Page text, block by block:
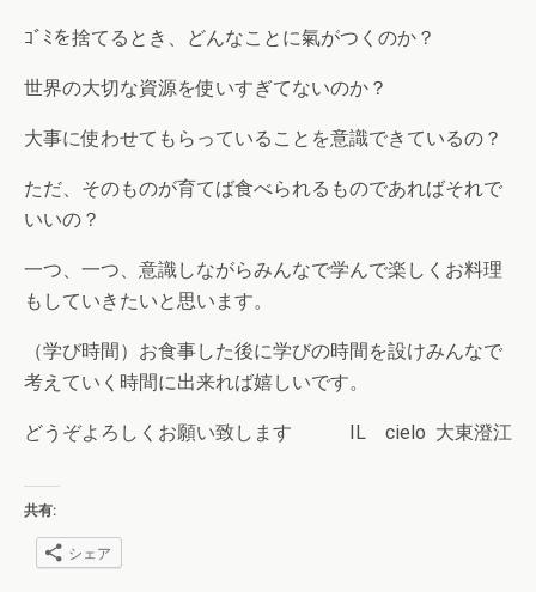
ｺﾞﾐを捨てるとき、どんなことに氣がつくのか？
世界の大切な資源を使いすぎてないのか？
大事に使わせてもらっていることを意識できているの？
ただ、そのものが育てば食べられるものであればそれで
いいの？
一つ、一つ、意識しながらみんなで学んで楽しくお料理
もしていきたいと思います。
（学び時間）お食事した後に学びの時間を設けみんなで
考えていく時間に出来れば嬉しいです。
どうぞよろしくお願い致します IL cielo 大東澄江
共有:
シェア